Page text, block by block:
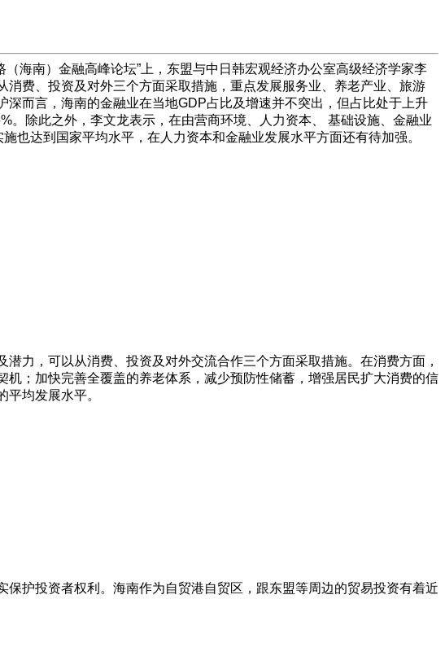
海南）金融高峰论坛”上，东盟与中日韩宏观经济办公室高级经济学家李
费、投资及对外三个方面采取措施，重点发展服务业、养老产业、旅游
而言，海南的金融业在当地GDP占比及增速并不突出，但占比处于上升
除此之外，李文龙表示，在由营商环境、人力资本、 基础设施、金融业
也达到国家平均水平，在人力资本和金融业发展水平方面还有待加强。
力，可以从消费、投资及对外交流合作三个方面采取措施。在消费方面，
；加快完善全覆盖的养老体系，减少预防性储蓄，增强居民扩大消费的信
均发展水平。
护投资者权利。海南作为自贸港自贸区，跟东盟等周边的贸易投资有着近